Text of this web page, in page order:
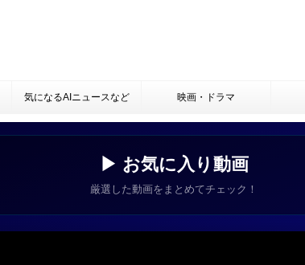
気になるAIニュースなど 映画・ドラマ
▶ お気に入り動画
厳選した動画をまとめてチェック！